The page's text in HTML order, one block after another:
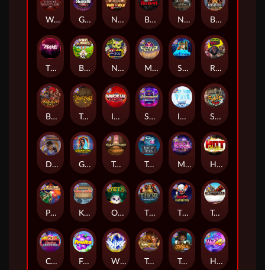
Nexus Fire In The Hole xBomb
Skate or Die
Nexus Outsourced
Nexus Tombstone RIP
Manhattan Goes Wild Roadkill
Book Of Shadows
Tractor Beam
Casino Win Spin
Hot Nudge
Space Donkey
Starstruck
Warrior Graveyard xNudge
Barbarian Fury
Tomb of Nefertiti
Tomb of Akhenaten
Golden Genie And The Walking Wilds
Immortal Fruits
Tesla Jolt
Dungeon Quest
Gluttony
WiXX
Fruits
Bonus Bunnies
Hot 4 Cash
Tombstone
Owls
Milky Ways
The Creepy Carnival
Kitchen Drama: Sushi Mania
Pixies vs Pirates Thor: Hammer Time
Ice Ice Yeti
True kult
Bushido Way xNudge
The Rave